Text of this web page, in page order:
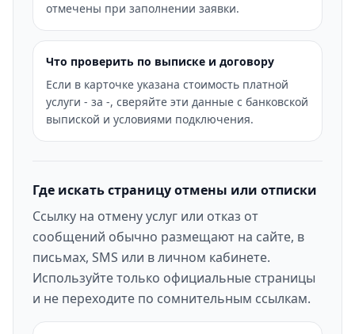
отмечены при заполнении заявки.
Что проверить по выписке и договору
Если в карточке указана стоимость платной
услуги - за -, сверяйте эти данные с банковской
выпиской и условиями подключения.
Где искать страницу отмены или отписки
Ссылку на отмену услуг или отказ от
сообщений обычно размещают на сайте, в
письмах, SMS или в личном кабинете.
Используйте только официальные страницы
и не переходите по сомнительным ссылкам.